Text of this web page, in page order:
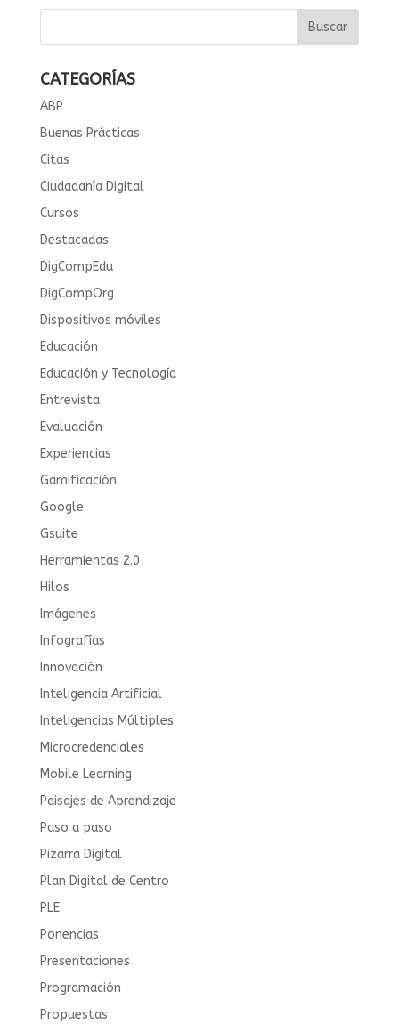
CATEGORÍAS
ABP
Buenas Prácticas
Citas
Ciudadanía Digital
Cursos
Destacadas
DigCompEdu
DigCompOrg
Dispositivos móviles
Educación
Educación y Tecnología
Entrevista
Evaluación
Experiencias
Gamificación
Google
Gsuite
Herramientas 2.0
Hilos
Imágenes
Infografías
Innovación
Inteligencia Artificial
Inteligencias Múltiples
Microcredenciales
Mobile Learning
Paisajes de Aprendizaje
Paso a paso
Pizarra Digital
Plan Digital de Centro
PLE
Ponencias
Presentaciones
Programación
Propuestas